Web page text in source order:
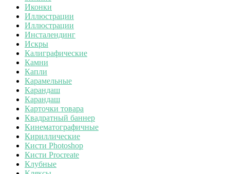
Иконки
Иллюстрации
Иллюстрации
Инсталендинг
Искры
Калиграфические
Камни
Капли
Карамельные
Карандаш
Карандаш
Карточки товара
Квадратный баннер
Кинематографичные
Кириллические
Кисти Photoshop
Кисти Procreate
Клубные